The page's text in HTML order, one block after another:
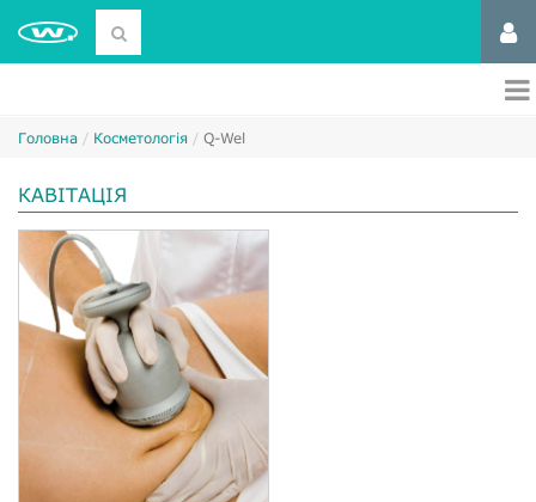
Головна Косметологія Q-Wel
КАВІТАЦІЯ